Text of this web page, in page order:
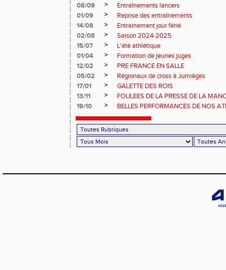
08/09
>
Entraînements lancers
01/09
>
Reprise des entraînements
14/08
>
Entrainement jour férié
02/08
>
Saison 2024-2025
15/07
>
L'été athlétique
01/04
>
Formation de jeunes juges
12/02
>
PRE FRANCE EN SALLE
05/02
>
Régionaux de cross à Jumièges
17/01
>
GALETTE DES ROIS
13/11
>
FOULEES DE LA PRESSE DE LA
19/10
> BELLES PERFORMANCES DE NOS